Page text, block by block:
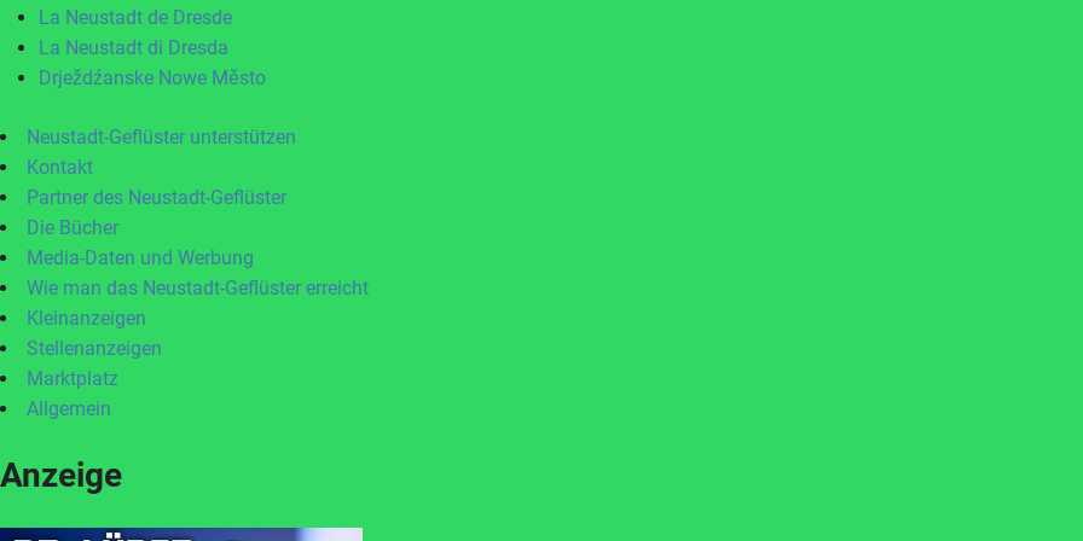
La Neustadt de Dresde
La Neustadt di Dresda
Drježdźanske Nowe Město
Neustadt-Geflüster unterstützen
Kontakt
Partner des Neustadt-Geflüster
Die Bücher
Media-Daten und Werbung
Wie man das Neustadt-Geflüster erreicht
Kleinanzeigen
Stellenanzeigen
Marktplatz
Allgemein
Anzeige